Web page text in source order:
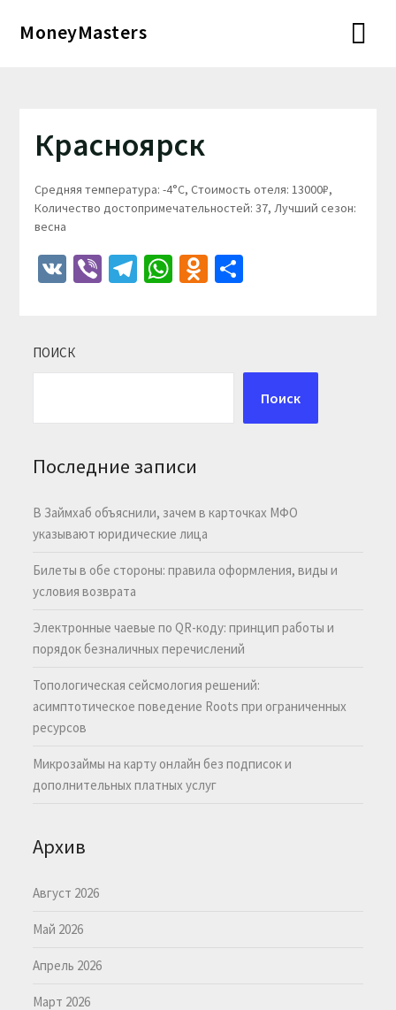
MoneyMasters
Красноярск
Средняя температура: -4°C, Стоимость отеля: 13000₽,
Количество достопримечательностей: 37, Лучший сезон:
весна
VKViberTelegram
WhatsApp
Odnoklassniki
Отправить
ПОИСК
Поиск
Последние записи
В Займхаб объяснили, зачем в карточках МФО
указывают юридические лица
Билеты в обе стороны: правила оформления, виды и
условия возврата
Электронные чаевые по QR-коду: принцип работы и
порядок безналичных перечислений
Топологическая сейсмология решений:
асимптотическое поведение Roots при ограниченных
ресурсов
Микрозаймы на карту онлайн без подписок и
дополнительных платных услуг
Архив
Август 2026
Май 2026
Апрель 2026
Март 2026